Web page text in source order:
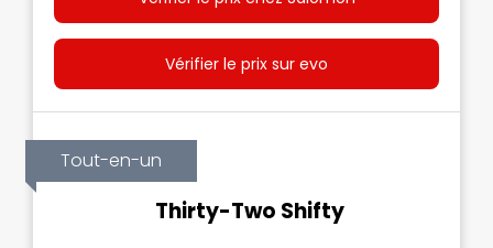
Vérifier le prix sur evo
Tout-en-un
Thirty-Two Shifty